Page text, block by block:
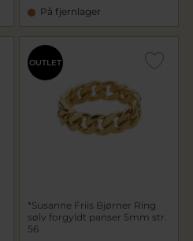
På fjernlager
OUTLET
*Susanne Friis Bjørner Ring
sølv forgyldt panser 5mm str.
56